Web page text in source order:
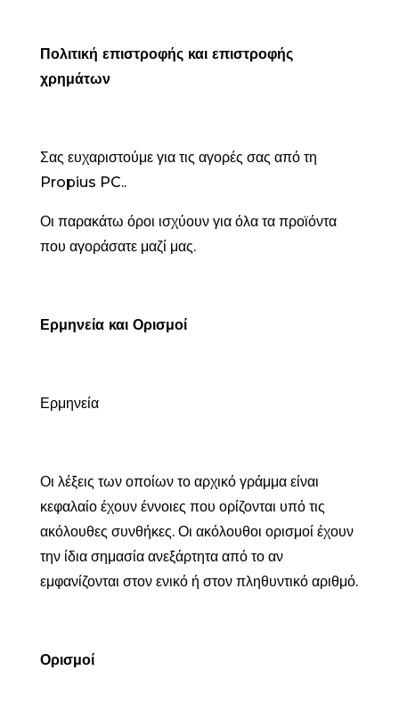
Πολιτική επιστροφής και επιστροφής
χρημάτων
Σας ευχαριστούμε για τις αγορές σας από τη
Propius PC..
Οι παρακάτω όροι ισχύουν για όλα τα προϊόντα
που αγοράσατε μαζί μας.
Ερμηνεία και Ορισμοί
Ερμηνεία
Οι λέξεις των οποίων το αρχικό γράμμα είναι
κεφαλαίο έχουν έννοιες που ορίζονται υπό τις
ακόλουθες συνθήκες. Οι ακόλουθοι ορισμοί έχουν
την ίδια σημασία ανεξάρτητα από το αν
εμφανίζονται στον ενικό ή στον πληθυντικό αριθμό.
Ορισμοί